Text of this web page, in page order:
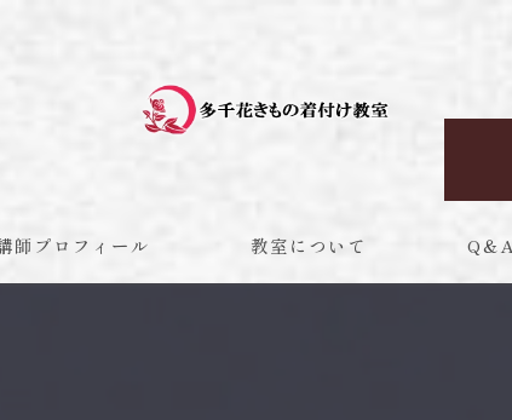
師プロフィール 教室について Q＆A